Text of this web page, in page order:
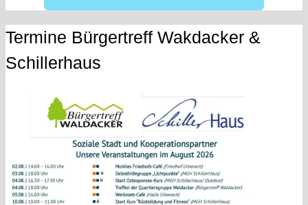
Termine Bürgertreff Wakdacker &
Schillerhaus